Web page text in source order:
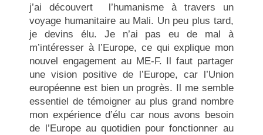
j’ai découvert l’humanisme à travers un
voyage humanitaire au Mali. Un peu plus tard,
je devins élu. Je n’ai pas eu de mal à
m’intéresser à l’Europe, ce qui explique mon
nouvel engagement au ME-F. Il faut partager
une vision positive de l’Europe, car l’Union
européenne est bien un progrès. Il me semble
essentiel de témoigner au plus grand nombre
mon expérience d’élu car nous avons besoin
de l’Europe au quotidien pour fonctionner au